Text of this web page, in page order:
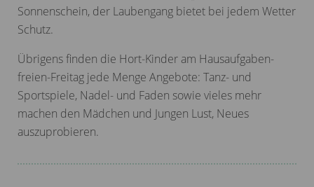
Sonnenschein, der Laubengang bietet bei jedem Wetter
Schutz.
Übrigens finden die Hort-Kinder am Hausaufgaben-
freien-Freitag jede Menge Angebote: Tanz- und
Sportspiele, Nadel- und Faden sowie vieles mehr
machen den Mädchen und Jungen Lust, Neues
auszuprobieren.